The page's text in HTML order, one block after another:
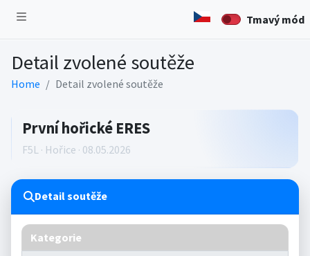
Tmavý mód
Detail zvolené soutěže
Home Detail zvolené soutěže
První hořické ERES
F5L · Hořice · 08.05.2026
Detail soutěže
Kategorie